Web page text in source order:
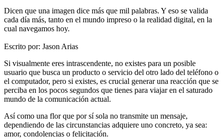
Dicen que una imagen dice más que mil palabras. Y eso se valida
cada día más, tanto en el mundo impreso o la realidad digital, en la
cual navegamos hoy.
Escrito por: Jason Arias
Si visualmente eres intrascendente, no existes para un posible
usuario que busca un producto o servicio del otro lado del teléfono o
el computador, pero si existes, es crucial generar una reacción que se
perciba en los pocos segundos que tienes para viajar en el saturado
mundo de la comunicación actual.
Así como una flor que por sí sola no transmite un mensaje,
dependiendo de las circunstancias adquiere uno concreto, ya sea:
amor, condolencias o felicitación.